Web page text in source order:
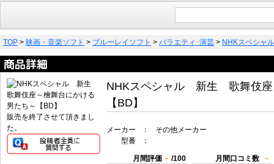
TOP > 映画・音楽ソフト > ブルーレイソフト > バラエティ･演芸 > NHKスペシャ
販売を終了させて頂きまし
た。
NHKスペシャル 新生 歌舞伎座
【BD】
メーカー ：
その他メーカー
型番
：
月間評価 - /100 月間口コミ数 -